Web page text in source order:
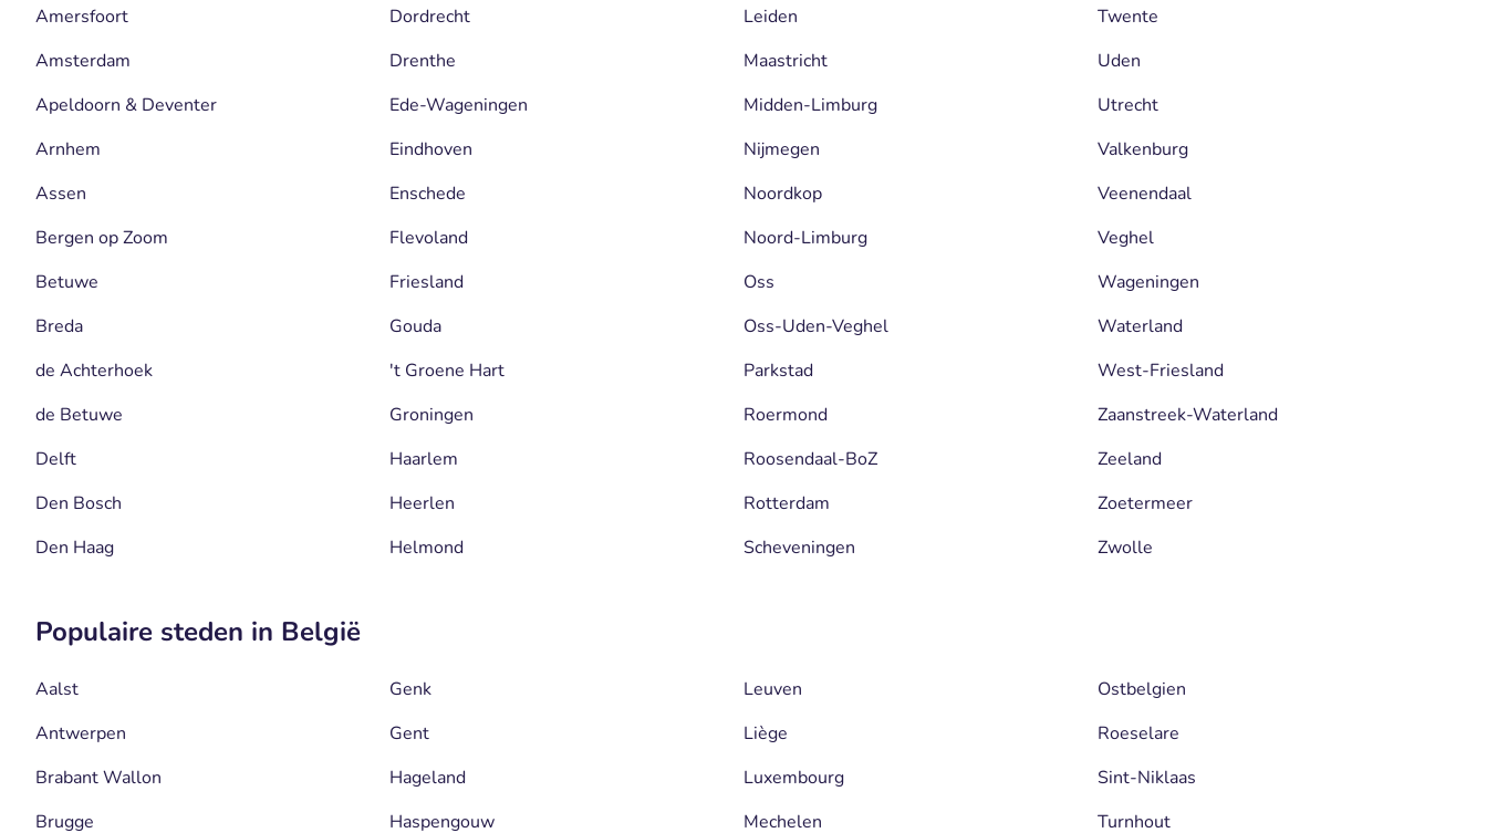
Amersfoort
Amsterdam
Apeldoorn & Deventer
Arnhem
Assen
Bergen op Zoom
Betuwe
Breda
de Achterhoek
de Betuwe
Delft
Den Bosch
Den Haag
Dordrecht
Drenthe
Ede-Wageningen
Eindhoven
Enschede
Flevoland
Friesland
Gouda
't Groene Hart
Groningen
Haarlem
Heerlen
Helmond
Leiden
Maastricht
Midden-Limburg
Nijmegen
Noordkop
Noord-Limburg
Oss
Oss-Uden-Veghel
Parkstad
Roermond
Roosendaal-BoZ
Rotterdam
Scheveningen
Twente
Uden
Utrecht
Valkenburg
Veenendaal
Veghel
Wageningen
Waterland
West-Friesland
Zaanstreek-Waterland
Zeeland
Zoetermeer
Zwolle
Populaire steden in België
Aalst
Antwerpen
Brabant Wallon
Brugge
Genk
Gent
Hageland
Haspengouw
Leuven
Liège
Luxembourg
Mechelen
Ostbelgien
Roeselare
Sint-Niklaas
Turnhout